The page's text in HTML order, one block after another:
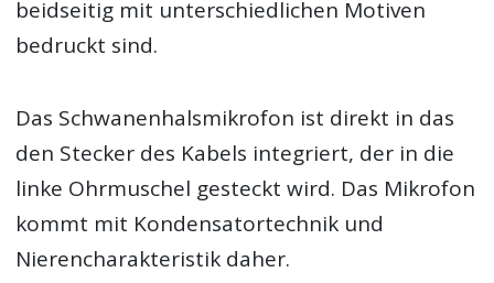
beidseitig mit unterschiedlichen Motiven
bedruckt sind.
Das Schwanenhalsmikrofon ist direkt in das
den Stecker des Kabels integriert, der in die
linke Ohrmuschel gesteckt wird. Das Mikrofon
kommt mit Kondensatortechnik und
Nierencharakteristik daher.